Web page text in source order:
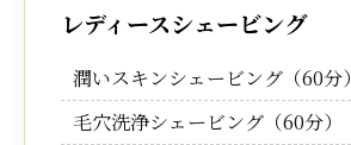
レディースシェービング
潤いスキンシェービング（60分）
毛穴洗浄シェービング（60分）